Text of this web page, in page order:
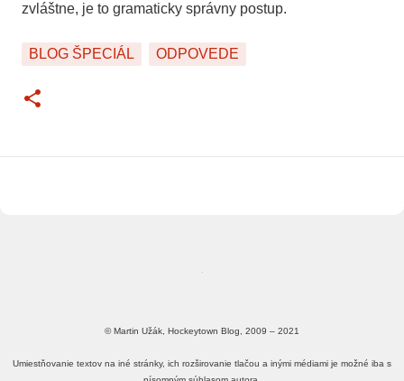
zvláštne, je to gramaticky správny postup.
BLOG ŠPECIÁL ODPOVEDE
© Martin Užák, Hockeytown Blog, 2009 – 2021
Umiestňovanie textov na iné stránky, ich rozširovanie tlačou a inými médiami je možné iba s